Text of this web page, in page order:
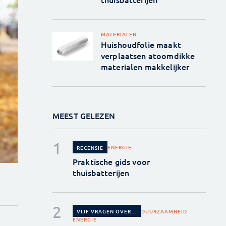
MATERIALEN
Huishoudfolie maakt
verplaatsen atoomdikke
materialen makkelijker
MEEST GELEZEN
RECENSIE ENERGIE
Praktische gids voor
thuisbatterijen
VIJF VRAGEN OVER...
DUURZAAMHEID
ENERGIE